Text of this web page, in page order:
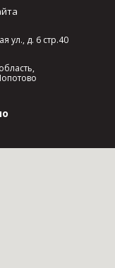
ул., д. 6 стр.40